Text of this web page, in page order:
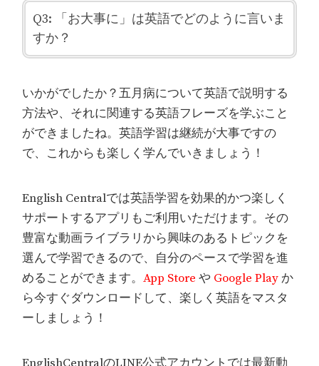
Q3: 「お大事に」は英語でどのように言いま
すか？
いかがでしたか？五月病について英語で説明する
方法や、それに関連する英語フレーズを学ぶこと
ができましたね。英語学習は継続が大事ですの
で、これからも楽しく学んでいきましょう！
English Centralでは英語学習を効果的かつ楽しく
サポートするアプリもご利用いただけます。その
豊富な動画ライブラリから興味のあるトピックを
選んで学習できるので、自分のペースで学習を進
めることができます。App Store や Google Playか
ら今すぐダウンロードして、楽しく英語をマスタ
ーしましょう！